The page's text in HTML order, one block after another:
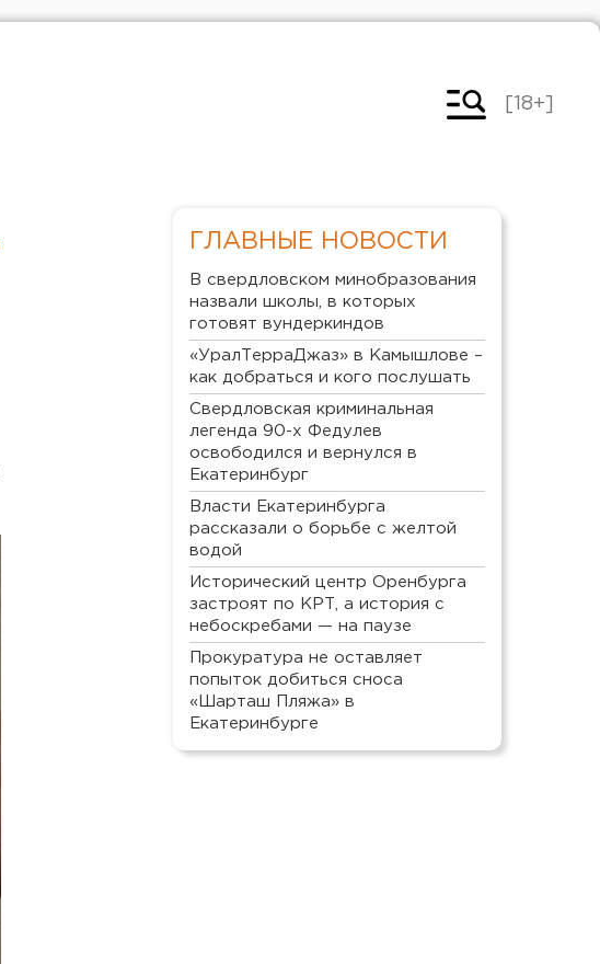
[18+]
ГЛАВНЫЕ НОВОСТИ
В свердловском минобразования
назвали школы, в которых
готовят вундеркиндов
«УралТерраДжаз» в Камышлове –
как добраться и кого послушать
Свердловская криминальная
легенда 90-х Федулев
освободился и вернулся в
Екатеринбург
Власти Екатеринбурга
рассказали о борьбе с желтой
водой
Исторический центр Оренбурга
застроят по КРТ, а история с
небоскребами — на паузе
Прокуратура не оставляет
попыток добиться сноса
«Шарташ Пляжа» в
Екатеринбурге